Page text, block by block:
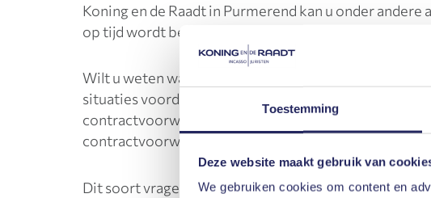
Toestemming
Deze website maakt gebruik van
We gebruiken cookies om content en
Koning en de Raadt in Purmerend kan u onder andere
op tijd wordt betaald, of erger nog, helemaal niet
Wilt u weten wat uw mogelijkheden zijn als
situaties voordoen. Misschien wilt u wel als
contractvoorwaarden bij het aangaan van een
contractvoorwaarden.
Dit soort vragen kunnen wij voor u beantwoorden.